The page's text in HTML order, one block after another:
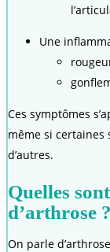
Une
Ces symptômes
même si
d’autres.
Quelles
d’arthrose ?
On parle